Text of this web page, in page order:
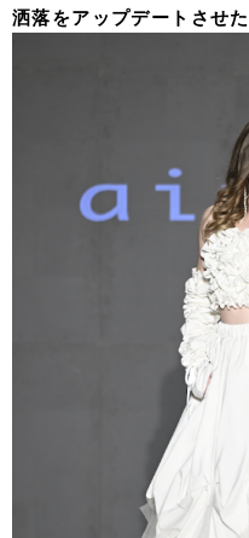
洒落をアップデートさせ